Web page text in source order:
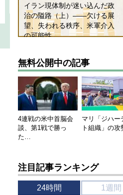
2026年5月15日
イラン現体制が迷い込んだ政
治の隘路（上）――欠ける展
望、失われる秩序、米軍介入
の可能性
無料公開中の記事
4連戦の米中首脳会
談、第1戦で勝っ
た…
マリ「ジハー
ト組織」の
注目記事ランキング
24時間 1週間